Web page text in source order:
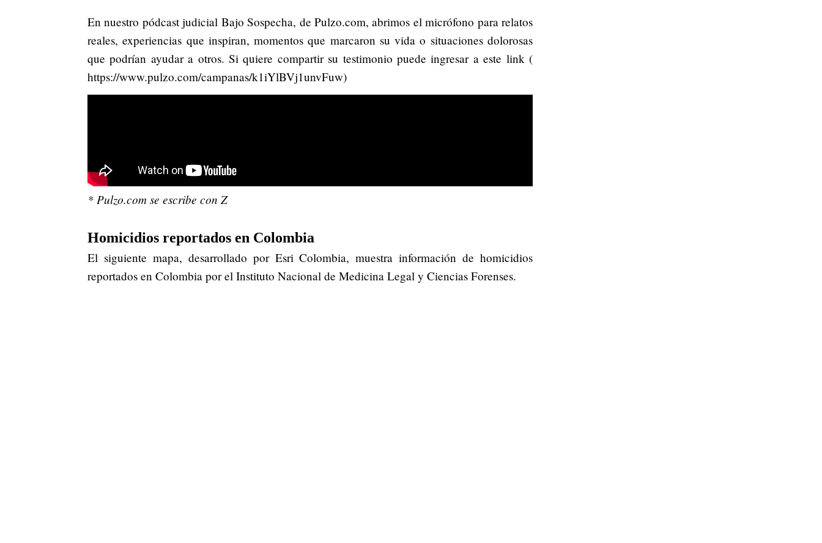
En nuestro pódcast judicial Bajo Sospecha, de Pulzo.com, abrimos el micrófono para relatos
reales, experiencias que inspiran, momentos que marcaron su vida o situaciones dolorosas
que podrían ayudar a otros. Si quiere compartir su testimonio puede ingresar a este link (
https://www.pulzo.com/campanas/k1iYlBVj1unvFuw)
* Pulzo.com se escribe con Z
Homicidios reportados en Colombia
El siguiente mapa, desarrollado por Esri Colombia, muestra información de homicidios
reportados en Colombia por el Instituto Nacional de Medicina Legal y Ciencias Forenses.